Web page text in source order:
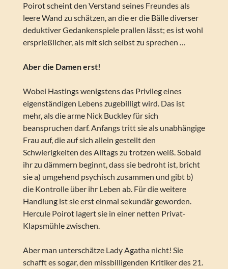
Poirot scheint den Verstand seines Freundes als
leere Wand zu schätzen, an die er die Bälle diverser
deduktiver Gedankenspiele prallen lässt; es ist wohl
ersprießlicher, als mit sich selbst zu sprechen …
Aber die Damen erst!
Wobei Hastings wenigstens das Privileg eines
eigenständigen Lebens zugebilligt wird. Das ist
mehr, als die arme Nick Buckley für sich
beanspruchen darf. Anfangs tritt sie als unabhängige
Frau auf, die auf sich allein gestellt den
Schwierigkeiten des Alltags zu trotzen weiß. Sobald
ihr zu dämmern beginnt, dass sie bedroht ist, bricht
sie a) umgehend psychisch zusammen und gibt b)
die Kontrolle über ihr Leben ab. Für die weitere
Handlung ist sie erst einmal sekundär geworden.
Hercule Poirot lagert sie in einer netten Privat-
Klapsmühle zwischen.
Aber man unterschätze Lady Agatha nicht! Sie
schafft es sogar, den missbilligenden Kritiker des 21.